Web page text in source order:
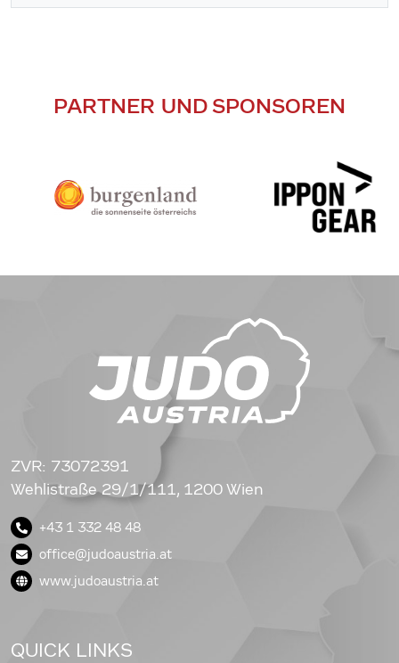
PARTNER UND SPONSOREN
ZVR: 73072391
Wehlistraße 29/1/111, 1200 Wien
+43 1 332 48 48
office@judoaustria.at
www.judoaustria.at
QUICK LINKS